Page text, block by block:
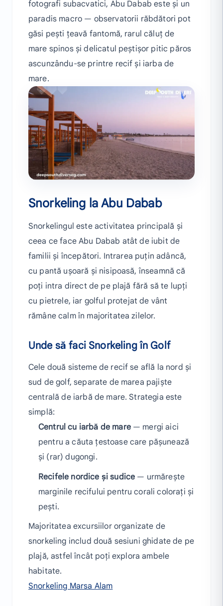
fotografi subacvatici, Abu Dabab este și un
paradis macro — observatorii răbdători pot
găsi pești țeavă fantomă, rarul căluț de
mare spinos și delicatul peștișor pitic păros
ascunzându-se printre recif și iarba de
mare.
Snorkeling la Abu Dabab
Snorkelingul este activitatea principală și
ceea ce face Abu Dabab atât de iubit de
familii și începători. Intrarea puțin adâncă,
cu pantă ușoară și nisipoasă, înseamnă că
poți intra direct de pe plajă fără să te lupți
cu pietrele, iar golful protejat de vânt
rămâne calm în majoritatea zilelor.
Unde să faci Snorkeling în Golf
Cele două sisteme de recif se află la nord și
sud de golf, separate de marea pajiște
centrală de iarbă de mare. Strategia este
simplă:
Centrul cu iarbă de mare— mergi aici
pentru a căuta țestoase care pășunează
și (rar) dugongi.
Recifele nordice și sudice — urmărește
marginile recifului pentru corali colorați și
pești.
Majoritatea excursiilor organizate de
snorkeling includ două sesiuni ghidate de pe
plajă, astfel încât poți explora ambele
habitate.
Snorkeling Marsa Alam